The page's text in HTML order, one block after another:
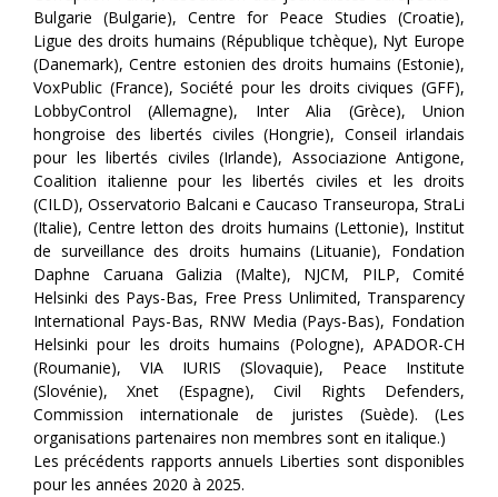
Bulgarie (Bulgarie), Centre for Peace Studies (Croatie),
Ligue des droits humains (République tchèque), Nyt Europe
(Danemark), Centre estonien des droits humains (Estonie),
VoxPublic (France), Société pour les droits civiques (GFF),
LobbyControl (Allemagne), Inter Alia (Grèce), Union
hongroise des libertés civiles (Hongrie), Conseil irlandais
pour les libertés civiles (Irlande), Associazione Antigone,
Coalition italienne pour les libertés civiles et les droits
(CILD), Osservatorio Balcani e Caucaso Transeuropa, StraLi
(Italie), Centre letton des droits humains (Lettonie), Institut
de surveillance des droits humains (Lituanie), Fondation
Daphne Caruana Galizia (Malte), NJCM, PILP, Comité
Helsinki des Pays-Bas, Free Press Unlimited, Transparency
International Pays-Bas, RNW Media (Pays-Bas), Fondation
Helsinki pour les droits humains (Pologne), APADOR-CH
(Roumanie), VIA IURIS (Slovaquie), Peace Institute
(Slovénie), Xnet (Espagne), Civil Rights Defenders,
Commission internationale de juristes (Suède). (Les
organisations partenaires non membres sont en italique.)
Les précédents rapports annuels Liberties sont disponibles
pour les années 2020 à 2025.